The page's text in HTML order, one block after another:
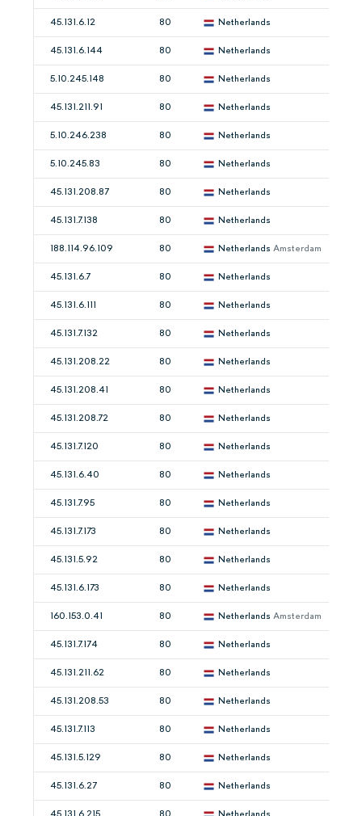
45.131.6.12 80 Netherlands
45.131.6.144 80 Netherlands
5.10.245.148 80 Netherlands
45.131.211.91 80 Netherlands
5.10.246.238 80 Netherlands
5.10.245.83 80 Netherlands
45.131.208.87 80 Netherlands
45.131.7.138 80 Netherlands
188.114.96.109 80 Netherlands Amsterdam
45.131.6.7 80 Netherlands
45.131.6.111 80 Netherlands
45.131.7.132 80 Netherlands
45.131.208.22 80 Netherlands
45.131.208.41 80 Netherlands
45.131.208.72 80 Netherlands
45.131.7.120 80 Netherlands
45.131.6.40 80 Netherlands
45.131.7.95 80 Netherlands
45.131.7.173 80 Netherlands
45.131.5.92 80 Netherlands
45.131.6.173 80 Netherlands
160.153.0.41 80 Netherlands Amsterdam
45.131.7.174 80 Netherlands
45.131.211.62 80 Netherlands
45.131.208.53 80 Netherlands
45.131.7.113 80 Netherlands
45.131.5.129 80 Netherlands
45.131.6.27 80 Netherlands
45.131.6.215 80 Netherlands